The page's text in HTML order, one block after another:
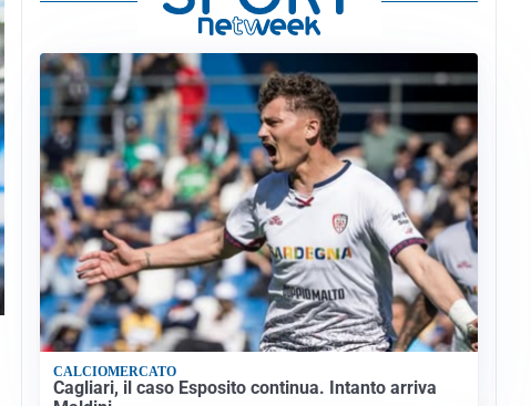
CALCIOMERCATO
Cagliari, il caso Esposito continua. Intanto arriva